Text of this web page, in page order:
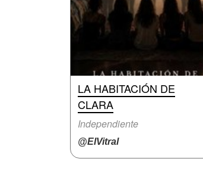
LA HABITACIÓN DE
CLARA
Independiente
@ElVitral